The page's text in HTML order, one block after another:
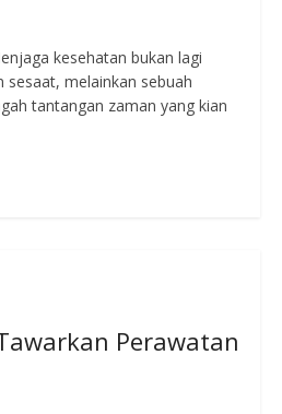
kesehatan bukan lagi
sesaat, melainkan sebuah
tantangan zaman yang kian
Perawatan